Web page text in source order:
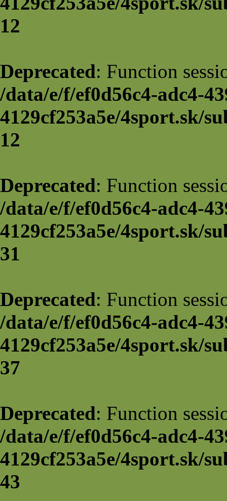
12
Deprecated: Function
/data/e/f/ef0d56c4-adc4-
4129cf253a5e/4sport.sk/
12
Deprecated: Function
/data/e/f/ef0d56c4-adc4-
4129cf253a5e/4sport.sk/
31
Deprecated: Function
/data/e/f/ef0d56c4-adc4-
4129cf253a5e/4sport.sk/
37
Deprecated: Function
/data/e/f/ef0d56c4-adc4-
4129cf253a5e/4sport.sk/
43